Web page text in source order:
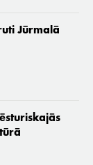
Jūrmalā